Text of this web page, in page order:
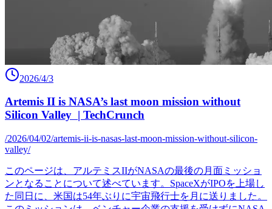
2026/4/3
Artemis II is NASA’s last moon mission without
Silicon Valley | TechCrunch
/2026/04/02/artemis-ii-is-nasas-last-moon-mission-without-silicon-
valley/
このページは、アルテミスIIがNASAの最後の月面ミッショ
ンとなることについて述べています。SpaceXがIPOを上場し
た同日に、米国は54年ぶりに宇宙飛行士を月に送りました。